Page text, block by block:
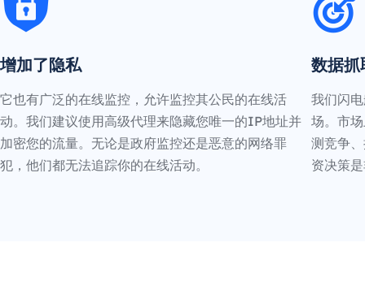
增加了隐私
它也有广泛的在线监控，允许监控其公民的在线活
动。我们建议使用高级代理来隐藏您唯一的IP地址并
加密您的流量。无论是政府监控还是恶意的网络罪
犯，他们都无法追踪你的在线活动。
数据抓
我们闪
场。市
测竞争
资决策